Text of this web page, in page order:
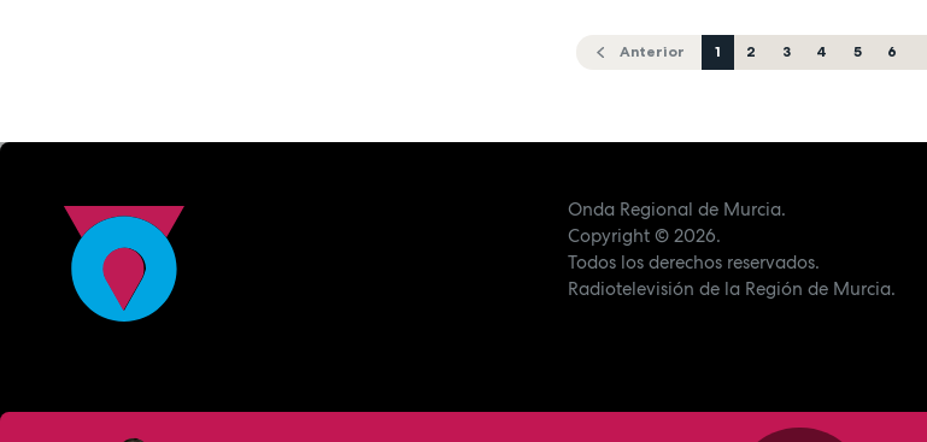
Anterior 1 2 3 4 5 6
Onda Regional de Murcia.
Copyright© 2026.
Todos los derechos reservados.
Radiotelevisión de la Región de Murcia.